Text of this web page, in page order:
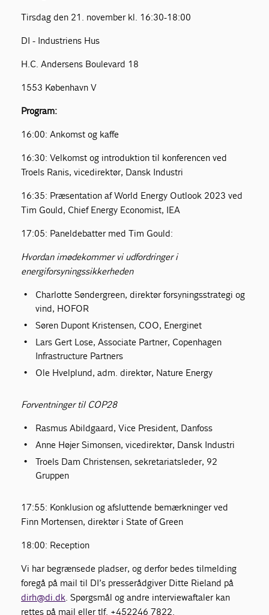
Tirsdag den 21. november kl. 16:30-18:00
DI - Industriens Hus
H.C. Andersens Boulevard 18
1553 København V
Program:
16:00: Ankomst og kaffe
16:30: Velkomst og introduktion til konferencen ved
Troels Ranis, vicedirektør, Dansk Industri
16:35: Præsentation af World Energy Outlook 2023 ved
Tim Gould, Chief Energy Economist, IEA
17:05: Paneldebatter med Tim Gould:
Hvordan imødekommer vi udfordringer i
energiforsyningssikkerheden
Charlotte Søndergreen, direktør forsyningsstrategi og
vind, HOFOR
Søren Dupont Kristensen, COO, Energinet
Lars Gert Lose, Associate Partner, Copenhagen
Infrastructure Partners
Ole Hvelplund, adm. direktør, Nature Energy
Forventninger til COP28
Rasmus Abildgaard, Vice President, Danfoss
Anne Højer Simonsen, vicedirektør, Dansk Industri
Troels Dam Christensen, sekretariatsleder, 92
Gruppen
17:55: Konklusion og afsluttende bemærkninger ved
Finn Mortensen, direktør i State of Green
18:00: Reception
Vi har begrænsede pladser, og derfor bedes tilmelding
foregå på mail til DI’s presserådgiver Ditte Rieland på
dirh@di.dk. Spørgsmål og andre interviewaftaler kan
rettes på mail eller tlf. +452246 7822.